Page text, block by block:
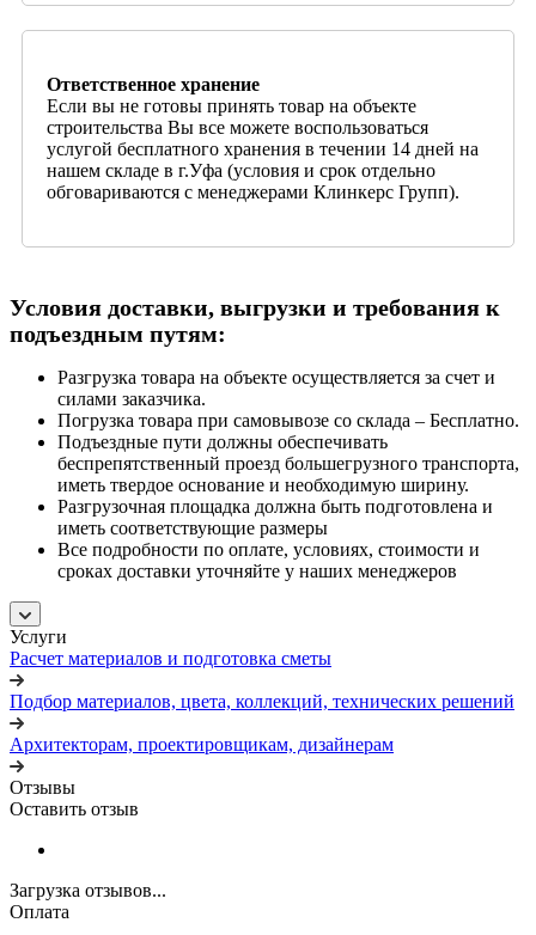
Ответственное хранение
Если вы не готовы принять товар на объекте
строительства Вы все можете воспользоваться
услугой бесплатного хранения в течении 14 дней на
нашем складе в г.Уфа (условия и срок отдельно
обговариваются с менеджерами Клинкерс Групп).
Условия доставки, выгрузки и требования к
подъездным путям:
Разгрузка товара на объекте осуществляется за счет и
силами заказчика.
Погрузка товара при самовывозе со склада – Бесплатно.
Подъездные пути должны обеспечивать
беспрепятственный проезд большегрузного транспорта,
иметь твердое основание и необходимую ширину.
Разгрузочная площадка должна быть подготовлена и
иметь соответствующие размеры
Все подробности по оплате, условиях, стоимости и
сроках доставки уточняйте у наших менеджеров
Услуги
Расчет материалов и подготовка сметы
Подбор материалов, цвета, коллекций, технических решений
Архитекторам, проектировщикам, дизайнерам
Отзывы
Оставить отзыв
Загрузка отзывов...
Оплата